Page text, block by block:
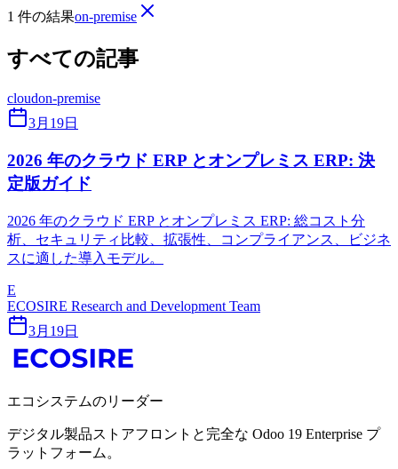
1 件の結果on-premise
すべての記事
cloudon-premise
3月19日
2026 年のクラウド ERP とオンプレミス ERP: 決
定版ガイド
2026 年のクラウド ERP とオンプレミス ERP: 総コスト分
析、セキュリティ比較、拡張性、コンプライアンス、ビジネ
スに適した導入モデル。
E
ECOSIRE Research and Development Team
3月19日
エコシステムのリーダー
デジタル製品ストアフロントと完全な Odoo 19 Enterprise プ
ラットフォーム。